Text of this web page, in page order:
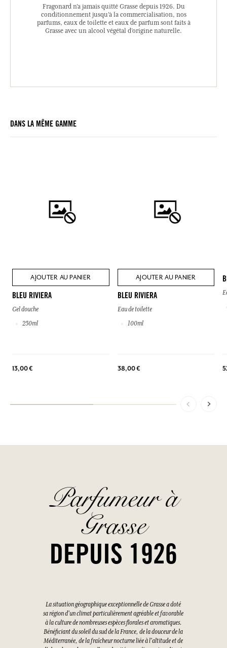
Fragonard n’a jamais quitté Grasse depuis 1926. Du
conditionnement jusqu’à la commercialisation, nos
parfums, eaux de toilette et eaux de parfum sont faits à
Grasse avec un alcool végétal d’origine naturelle.
DANS LA MÊME GAMME
AJOUTER AU PANIER
BLEU RIVIERA
Gel douche
250ml
13,00 €
AJOUTER AU PANIER
BLEU RIVIERA
Eau de toilette
100ml
38,00 €
Parfumeur à
Grasse
DEPUIS 1926
La situation géographique exceptionnelle de Grasse a doté
sa région d'un climat particulièrement agréable et favorable
à la culture de nombreuses espèces florales et aromatiques.
Bénéficiant du soleil du sud de la France, de la douceur de la
Méditerranée, de la fraîcheur nocturne liée à l'altitude et de